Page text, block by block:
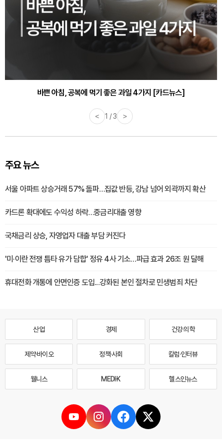
바쁜 아침, 공복에 먹기 좋은 과일 4가지 [카드뉴스]
< 1 / 3 >
주요 뉴스
서울 아파트 상승거래 57% 돌파…집값 반등, 강남 넘어 외곽까지 확산
카드론 확대에도 수익성 하락…중금리대출 영향
국채금리 상승, 자영업자 대출 부담 커진다
'미·이란 전쟁 틈타 유가 담합' 정유 4사 기소…파급 효과 26조 원 달해
휴대전화 개통에 안면인증 도입...강화된 본인 절차로 민생범죄 차단
산업 경제 건강·의학
제약·바이오 정책·사회 칼럼·인터뷰
웰니스 MEDI·K 헬스인뉴스